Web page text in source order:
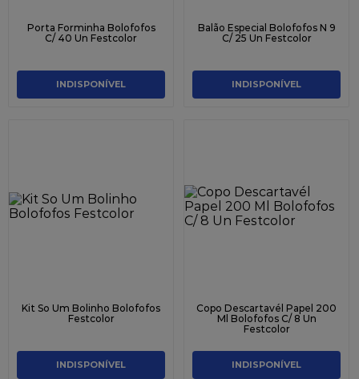
Porta Forminha Bolofofos
C/ 40 Un Festcolor
INDISPONÍVEL
Balão Especial Bolofofos N 9
C/ 25 Un Festcolor
INDISPONÍVEL
Kit So Um Bolinho Bolofofos
Festcolor
INDISPONÍVEL
Copo Descartavél Papel 200
Ml Bolofofos C/ 8 Un
Festcolor
INDISPONÍVEL